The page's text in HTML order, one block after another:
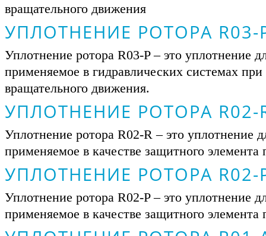
вращательного движения
УПЛОТНЕНИЕ РОТОРА R03-
Уплотнение ротора R03-P – это уплотнение
применяемое в гидравлических системах
вращательного движения.
УПЛОТНЕНИЕ РОТОРА R02-
Уплотнение ротора R02-R – это уплотнение
применяемое в качестве защитного
УПЛОТНЕНИЕ РОТОРА R02-
Уплотнение ротора R02-P – это уплотнение
применяемое в качестве защитного